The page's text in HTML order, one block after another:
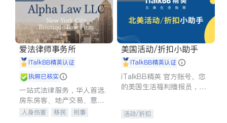
爱法律师事务所
iTalkBB精英认证
执照已核实
一站式法律服务，华人首选.
房东房客、地产交易、意外
伤害、车祸重伤、商业诉
人身伤害 移民
刑事
美国活动/折扣小助手
iTalkBB精英认证
iTalkBB精英 官方账号。您
的美国生活福利播报员，精
专属福利。
活动/折扣